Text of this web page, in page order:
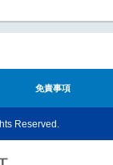
免責事項
Reserved.